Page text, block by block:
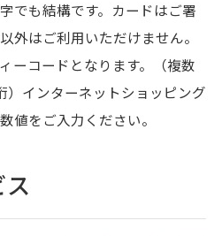
でも結構です。カードはご署
外はご利用いただけません。
ーコードとなります。（複数
インターネットショッピング
値をご入力ください。